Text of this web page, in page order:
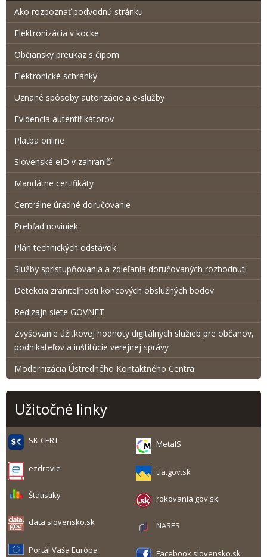
Ako rozpoznať podvodnú stránku
Elektronizácia v kocke
Občiansky preukaz s čipom
Elektronické schránky
Uznané spôsoby autorizácie a e-služby
Evidencia autentifikátorov
Platba online
Slovenské eID v zahraničí
Mandátne certifikáty
Centrálne úradné doručovanie
Prehľad noviniek
Plán technických odstávok
Služby sprístupňovania a zdieľania doručovaných rozhodnutí
Detekcia zraniteľnosti koncových obslužných bodov
Redizajn siete GOVNET
Zvyšovanie úžitkovej hodnoty digitálnych služieb pre občanov,
podnikateľov a inštitúcie verejnej správy
Modernizácia Ústredného Kontaktného Centra
Užitočné linky
SK-CERT MetaIS
ezdravie ua.gov.sk
Štatistiky rokovania.gov.sk
data.slovensko.sk NASES
Portál Vaša Európa Facebook slovensko.sk